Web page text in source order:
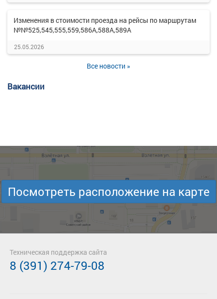
Изменения в стоимости проезда на рейсы по маршрутам
№№525,545,555,559,586А,588А,589А
25.05.2026
Все новости »
Вакансии
Посмотреть расположение на карте
Техническая поддержка сайта
8 (391) 274-79-08